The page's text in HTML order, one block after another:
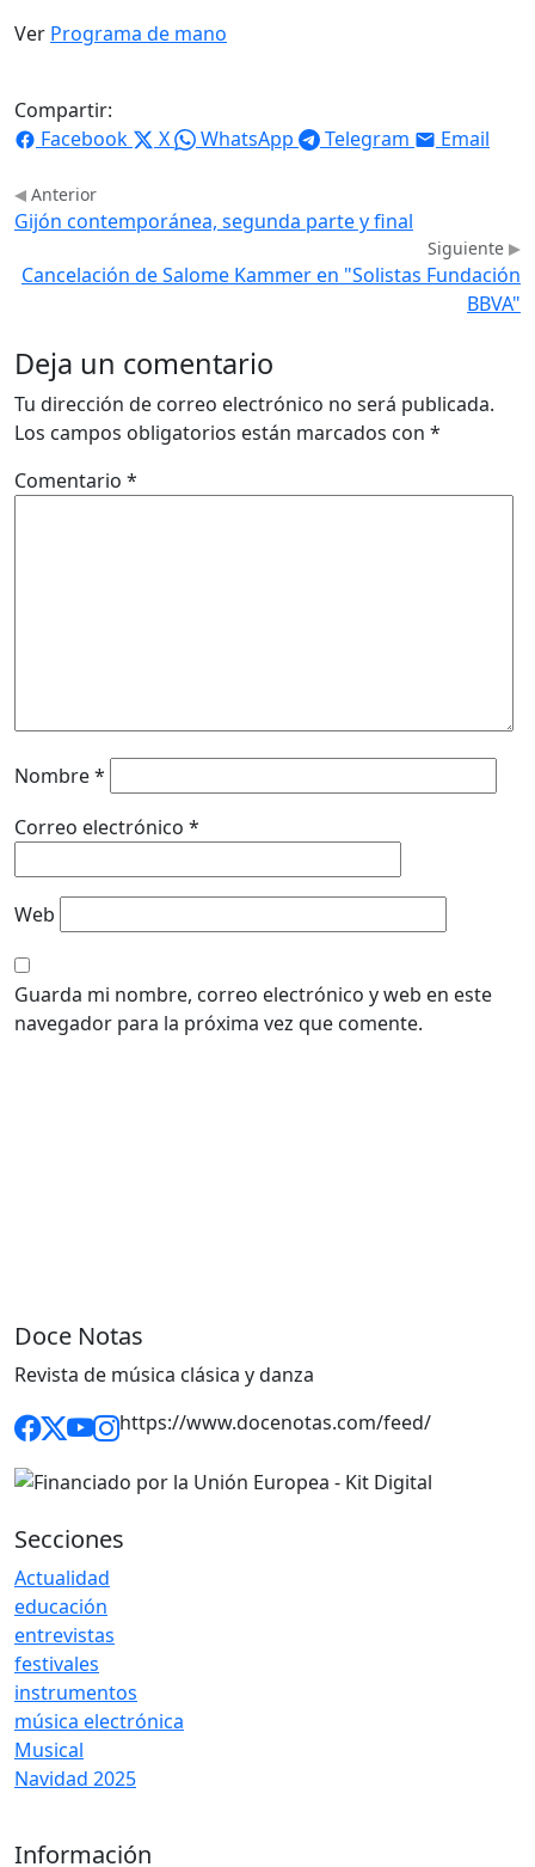
Ver Programa de mano
Compartir:
Facebook
X WhatsApp Telegram Email
Anterior
Gijón contemporánea, segunda parte y final
Siguiente
Cancelación de Salome Kammer en "Solistas Fundación
BBVA"
Deja un comentario
Tu dirección de correo electrónico no será publicada.
Los campos obligatorios están marcados con *
Comentario *
Nombre*
Correo electrónico *
Web
Guarda mi nombre, correo electrónico y web en este
navegador para la próxima vez que comente.
Doce Notas
Revista de música clásica y danza
https://www.docenotas.com/feed/
Secciones
Actualidad
educación
entrevistas
festivales
instrumentos
música electrónica
Musical
Navidad 2025
Información